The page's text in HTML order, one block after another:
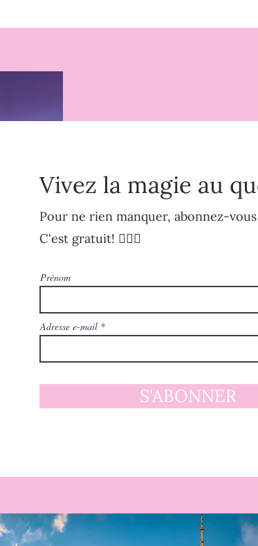
Vivez la magie au
Pour ne rien manquer, abonnez-
C'est gratuit! 🧚🏻‍♀️
Prénom
Adresse e-mail
S'ABONNER